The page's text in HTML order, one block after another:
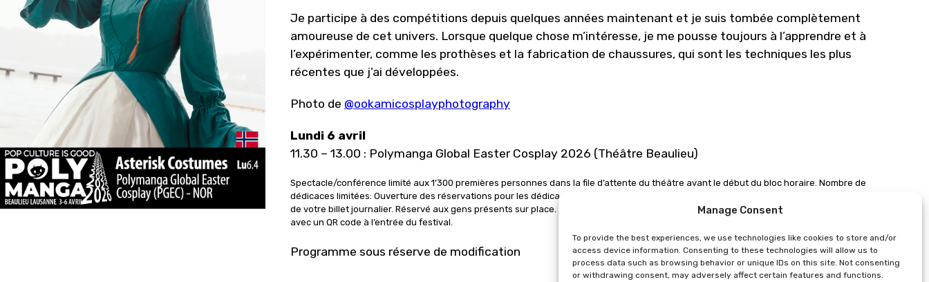
Manage Consent
To provide the best experiences, we use technologies like cookies to store and/or
access device information. Consenting to these technologies will allow us to
process data such as browsing behavior or unique IDs on this site. Not consenting
or withdrawing consent, may adversely affect certain features and functions.
Je participe à des compétitions depuis quelques années maintenant et je suis tombée complètement
amoureuse de cet univers. Lorsque quelque chose m’intéresse, je me pousse toujours à l’apprendre et à
l’expérimenter, comme les prothèses et la fabrication de chaussures, qui sont les techniques les plus
récentes que j’ai développées.
Photo de @ookamicosplayphotography
Lundi 6 avril
11.30 – 13.00 : Polymanga Global Easter Cosplay 2026 (Théâtre Beaulieu)
Spectacle/conférence limité aux 1’300 premières personnes dans la file d’attente du théâtre avant le début du bloc horaire. Nombre de
dédicaces limitées: Ouverture des réservations pour les dédicaces 3h avant le segment via la webapp de Polymanga en scannant le QR code
de votre billet journalier. Réservé aux gens présents sur place. Les enfants de moins de 9 ans qui entrent gratuitement bénéficient d’un billet
avec un QR code à l’entrée du festival.
Programme sous réserve de modification